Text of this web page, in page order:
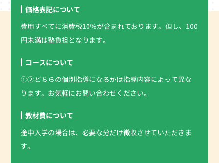
価格表記について
費用すべてに消費税10％が含まれております。但し、100
円未満は塾負担となります。
コースについて
①②どちらの個別指導になるかは指導内容によって異な
ります。お気軽にお問い合わせください。
教材費について
途中入学の場合は、必要な分だけ徴収させていただきま
す。